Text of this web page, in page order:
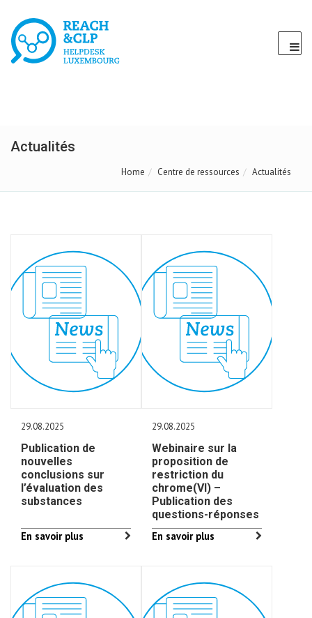
Actualités
Home Centre de ressources Actualités
29.08.2025
Publication de
nouvelles
conclusions sur
l’évaluation des
substances
En savoir plus
29.08.2025
Webinaire sur la
proposition de
restriction du
chrome(VI) –
Publication des
questions-réponses
En savoir plus